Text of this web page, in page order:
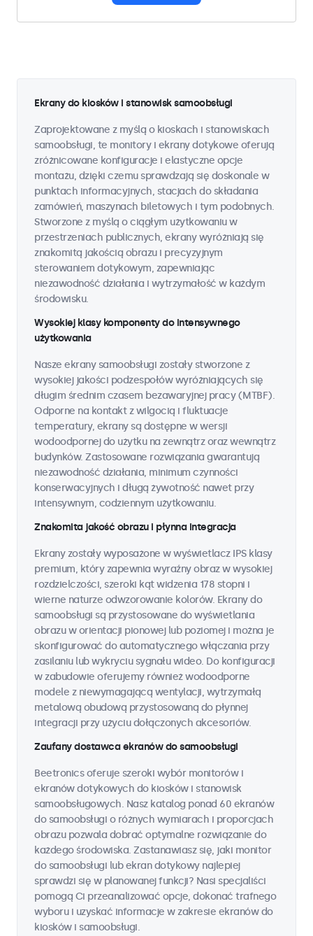
Ekrany do kiosków i stanowisk samoobsługi
Zaprojektowane z myślą o kioskach i stanowiskach
samoobsługi, te monitory i ekrany dotykowe oferują
zróżnicowane konfiguracje i elastyczne opcje
montażu, dzięki czemu sprawdzają się doskonale w
punktach informacyjnych, stacjach do składania
zamówień, maszynach biletowych i tym podobnych.
Stworzone z myślą o ciągłym użytkowaniu w
przestrzeniach publicznych, ekrany wyróżniają się
znakomitą jakością obrazu i precyzyjnym
sterowaniem dotykowym, zapewniając
niezawodność działania i wytrzymałość w każdym
środowisku.
Wysokiej klasy komponenty do intensywnego
użytkowania
Nasze ekrany samoobsługi zostały stworzone z
wysokiej jakości podzespołów wyróżniających się
długim średnim czasem bezawaryjnej pracy (MTBF).
Odporne na kontakt z wilgocią i fluktuacje
temperatury, ekrany są dostępne w wersji
wodoodpornej do użytku na zewnątrz oraz wewnątrz
budynków. Zastosowane rozwiązania gwarantują
niezawodność działania, minimum czynności
konserwacyjnych i długą żywotność nawet przy
intensywnym, codziennym użytkowaniu.
Znakomita jakość obrazu i płynna integracja
Ekrany zostały wyposażone w wyświetlacz IPS klasy
premium, który zapewnia wyraźny obraz w wysokiej
rozdzielczości, szeroki kąt widzenia 178 stopni i
wierne naturze odwzorowanie kolorów. Ekrany do
samoobsługi są przystosowane do wyświetlania
obrazu w orientacji pionowej lub poziomej i można je
skonfigurować do automatycznego włączania przy
zasilaniu lub wykryciu sygnału wideo. Do konfiguracji
w zabudowie oferujemy również wodoodporne
modele z niewymagającą wentylacji, wytrzymałą
metalową obudową przystosowaną do płynnej
integracji przy użyciu dołączonych akcesoriów.
Zaufany dostawca ekranów do samoobsługi
Beetronics oferuje szeroki wybór monitorów i
ekranów dotykowych do kiosków i stanowisk
samoobsługowych. Nasz katalog ponad 60 ekranów
do samoobsługi o różnych wymiarach i proporcjach
obrazu pozwala dobrać optymalne rozwiązanie do
każdego środowiska. Zastanawiasz się, jaki monitor
do samoobsługi lub ekran dotykowy najlepiej
sprawdzi się w planowanej funkcji? Nasi specjaliści
pomogą Ci przeanalizować opcje, dokonać trafnego
wyboru i uzyskać informacje w zakresie ekranów do
kiosków i samoobsługi.